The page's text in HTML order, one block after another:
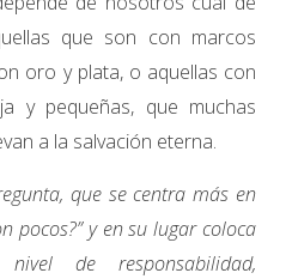
que son con marcos
oro y plata, o aquellas con
y pequeñas, que muchas
a la salvación eterna.
que se centra más en
pocos?” y en su lugar coloca
de responsabilidad,